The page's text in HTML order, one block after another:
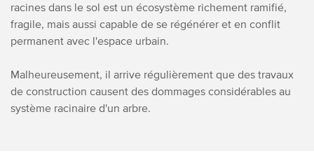
racines dans le sol est un écosystème richement ramifié,
fragile, mais aussi capable de se régénérer et en conflit
permanent avec l'espace urbain.
Malheureusement, il arrive régulièrement que des travaux
de construction causent des dommages considérables au
système racinaire d'un arbre.